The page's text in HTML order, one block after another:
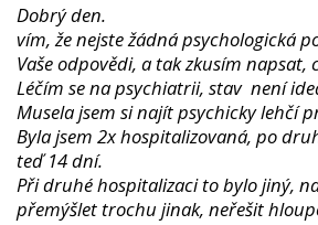
Dobrý den.
vím, že nejste žádná psychologická
Vaše odpovědi, a tak zkusím napsat,
Léčím se na psychiatrii, stav není
Musela jsem si najít psychicky lehčí
Byla jsem 2x hospitalizovaná, po
teď 14 dní.
Při druhé hospitalizaci to bylo jiný,
přemýšlet trochu jinak, neřešit